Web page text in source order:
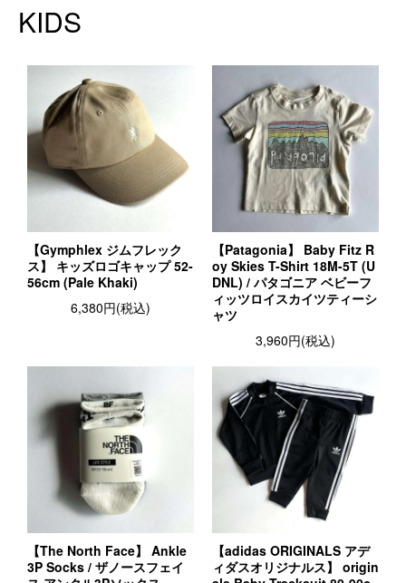
KIDS
【Gymphlex ジムフレック
ス】 キッズロゴキャップ 52-
56cm (Pale Khaki)
6,380円(税込)
【Patagonia】 Baby Fitz R
oy Skies T-Shirt 18M-5T (U
DNL) / パタゴニア ベビーフ
ィッツロイスカイツティーシ
ャツ
3,960円(税込)
【The North Face】 Ankle
3P Socks / ザノースフェイ
【adidas ORIGINALS アデ
ィダスオリジナルス】 origin